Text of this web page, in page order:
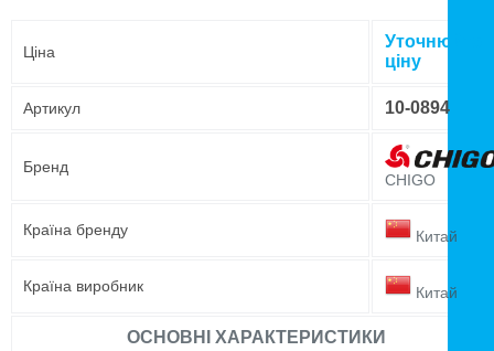
Ціна
Уточнюйте
ціну
Артикул 10-0894
Бренд
CHIGO
Країна бренду Китай
Країна виробник Китай
ОСНОВНІ ХАРАКТЕРИСТИКИ